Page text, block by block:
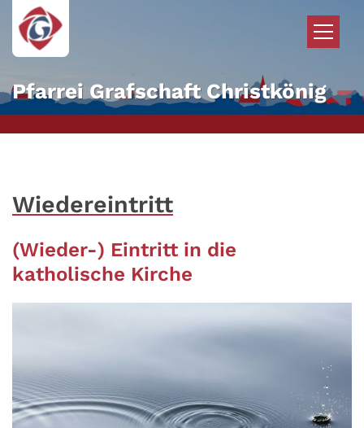
Zum Inhalt springen
Pfarrei Grafschaft Christkönig
Wiedereintritt
(Wieder-) Eintritt in die
katholische Kirche